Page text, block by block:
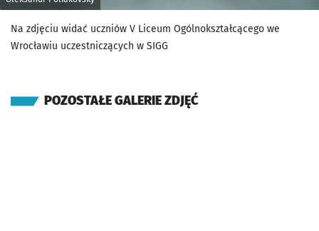
Na zdjęciu widać uczniów V Liceum Ogólnokształcącego we
Wrocławiu uczestniczących w SIGG
POZOSTAŁE GALERIE ZDJĘĆ